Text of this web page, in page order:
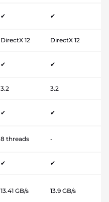
✔ ✔
DirectX 12 DirectX 12
✔ ✔
3.2 3.2
✔ ✔
8 threads -
✔ ✔
13.41 GB/s 13.9 GB/s